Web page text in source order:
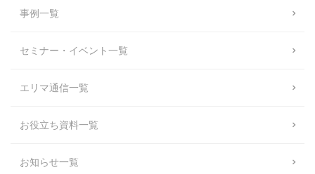
事例一覧
セミナー・イベント一覧
エリマ通信一覧
お役立ち資料一覧
お知らせ一覧